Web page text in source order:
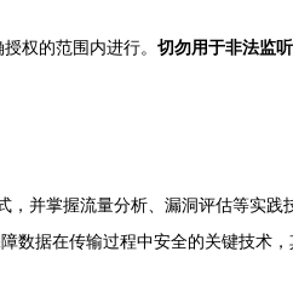
权的范围内进行。 切勿用于非法监
并掌握流量分析、漏洞评估等实践
数据在传输过程中安全的关键技术